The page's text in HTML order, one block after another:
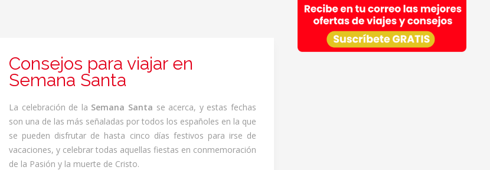
Consejos para viajar en
Semana Santa
La celebración de la Semana Santa se acerca, y estas fechas
son una de las más señaladas por todos los españoles en la que
se pueden disfrutar de hasta cinco días festivos para irse de
vacaciones, y celebrar todas aquellas fiestas en conmemoración
de la Pasión y la muerte de Cristo.